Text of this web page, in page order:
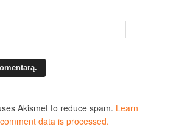
Akismet to reduce spam. Learn
data is processed.